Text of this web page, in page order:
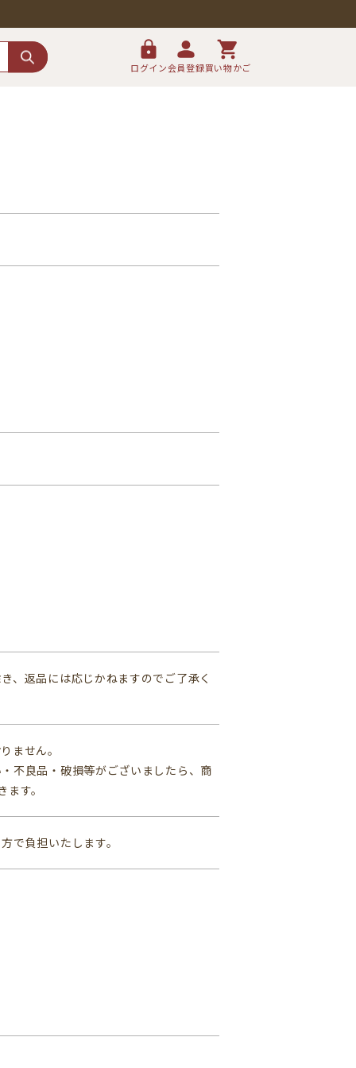
ログイン会員登録買い物かご
、返品には応じかねますのでご了承く
ません。
不良品・破損等がございましたら、商
ます。
で負担いたします。